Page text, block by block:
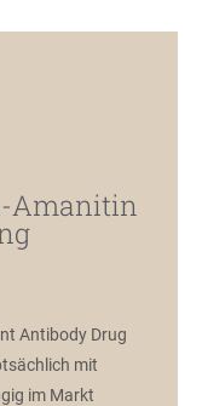
Amanitin
Antibody Drug
mit
im Markt